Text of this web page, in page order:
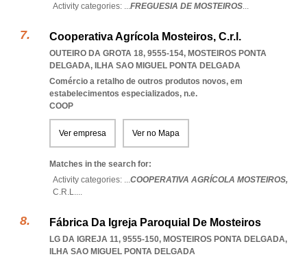
Activity categories: ...FREGUESIA DE MOSTEIROS...
Cooperativa Agrícola Mosteiros, C.r.l.
OUTEIRO DA GROTA 18, 9555-154, MOSTEIROS PONTA
DELGADA, ILHA SAO MIGUEL PONTA DELGADA
Comércio a retalho de outros produtos novos, em
estabelecimentos especializados, n.e.
COOP
Ver empresa Ver no Mapa
Matches in the search for:
Activity categories: ...COOPERATIVA AGRÍCOLA MOSTEIROS,
C.R.L....
Fábrica Da Igreja Paroquial De Mosteiros
LG DA IGREJA 11, 9555-150, MOSTEIROS PONTA DELGADA,
ILHA SAO MIGUEL PONTA DELGADA